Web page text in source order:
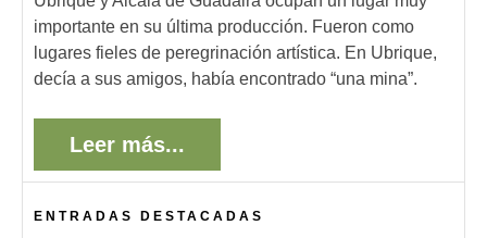
importante en su última producción. Fueron como
lugares fieles de peregrinación artística. En Ubrique,
decía a sus amigos, había encontrado “una mina”.
Leer más...
ENTRADAS DESTACADAS